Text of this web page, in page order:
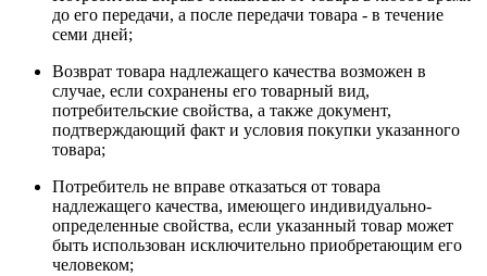
до его передачи, а после передачи товара - в течение
семи дней;
Возврат товара надлежащего качества возможен в
случае, если сохранены его товарный вид,
потребительские свойства, а также документ,
подтверждающий факт и условия покупки указанного
товара;
Потребитель не вправе отказаться от товара
надлежащего качества, имеющего индивидуально-
определенные свойства, если указанный товар может
быть использован исключительно приобретающим его
человеком;